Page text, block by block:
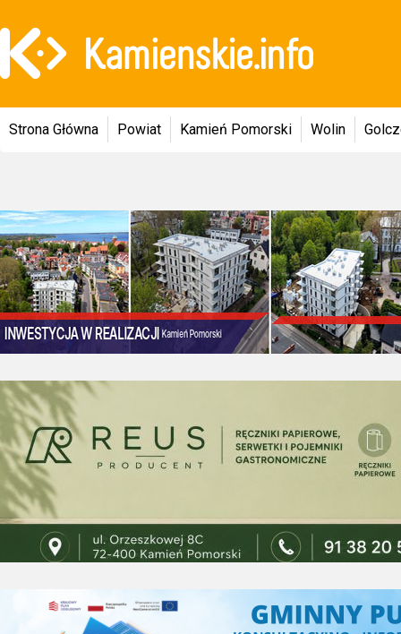
Strona Główna Powiat Kamień Pomorski Wolin